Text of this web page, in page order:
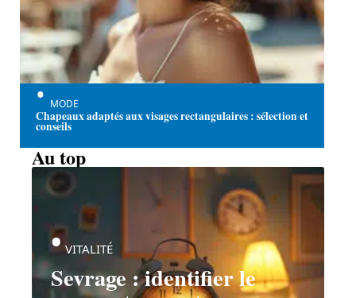
MODE
Chapeaux adaptés aux visages rectangulaires : sélection et
conseils
Au top
Sevrage : identifier le
VITALITÉ